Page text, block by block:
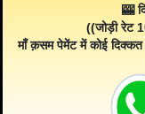
🎰
((जोड़ी रेट
माँ क़सम पेमेंट में कोई दिक्कत